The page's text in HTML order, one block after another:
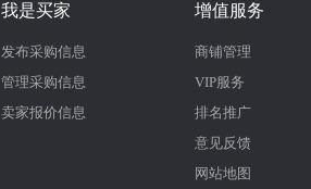
我是买家
发布采购信息
管理采购信息
卖家报价信息
增值服务
商铺管理
VIP服务
排名推广
意见反馈
网站地图